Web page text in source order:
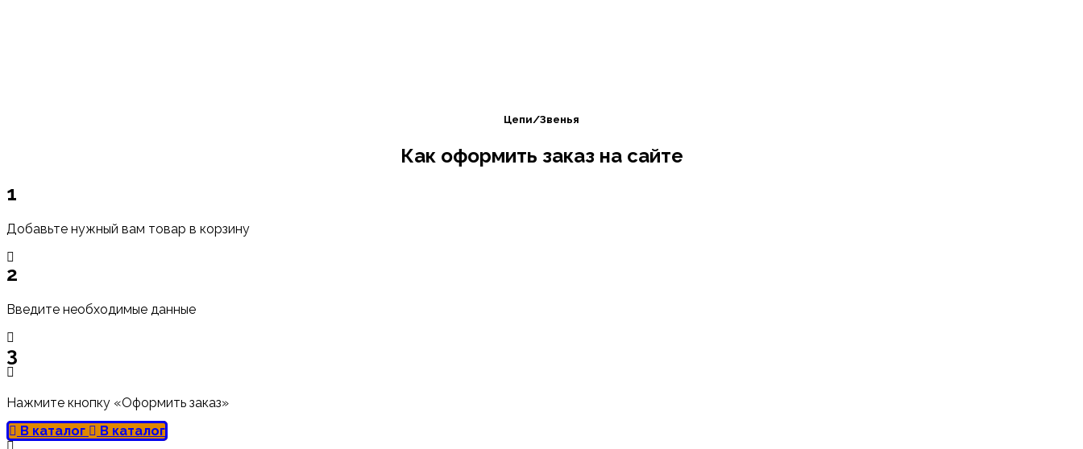
Цепи/Звенья
Как оформить заказ на сайте
1
Добавьте нужный вам товар в корзину
2
Введите необходимые данные
3
Нажмите кнопку «Оформить заказ»
В каталог
В каталог